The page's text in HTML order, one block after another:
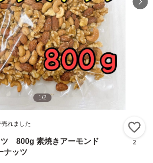
1/2
売れました
ツ 800g 素焼きアーモンド
ナッツ
2